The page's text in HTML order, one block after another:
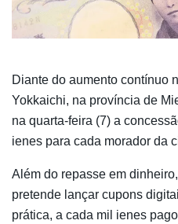
Diante do aumento contínuo
Yokkaichi, na província de
na quarta-feira (7) a
ienes para cada morador da
Além do repasse em
pretende lançar cupons
prática, a cada mil ienes